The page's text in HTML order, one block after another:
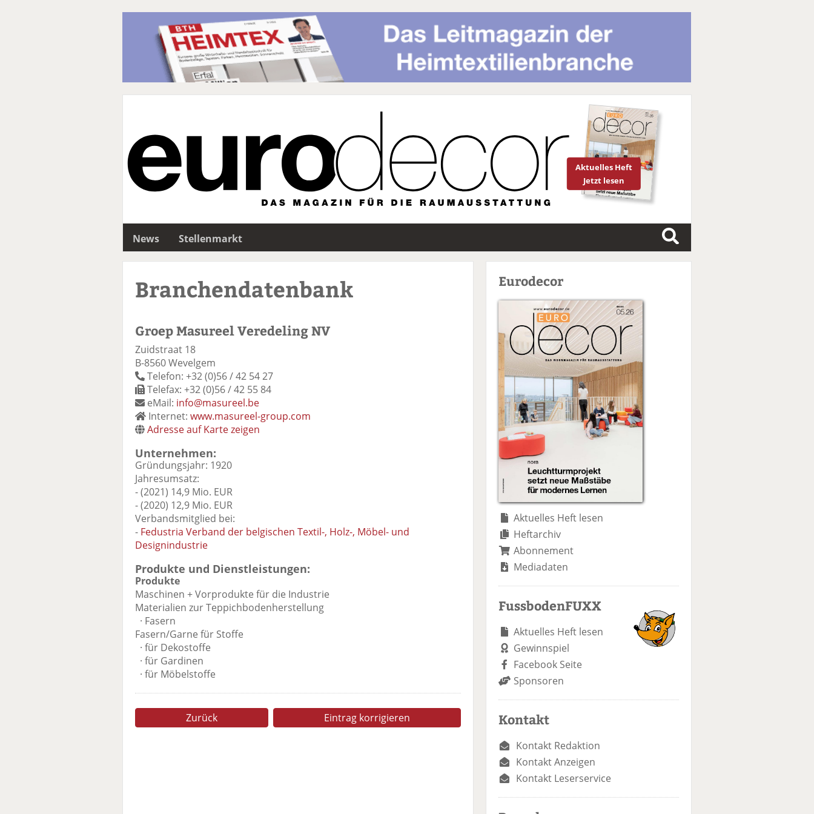
Aktuelles Heft
Jetzt lesen
News
Stellenmarkt
S
u
Branchendatenbank
Groep Masureel Veredeling NV
Zuidstraat 18
B-8560 Wevelgem
Telefon: +32 (0)56 / 42 54 27
Telefax: +32 (0)56 / 42 55 84
eMail: info@masureel.be
Internet: www.masureel-group.com
Adresse auf Karte zeigen
Unternehmen:
Gründungsjahr: 1920
Jahresumsatz:
- (2021) 14,9 Mio. EUR
- (2020) 12,9 Mio. EUR
Verbandsmitglied bei:
- Fedustria Verband der belgischen Textil-, Holz-, Möbel- und
Designindustrie
Produkte und Dienstleistungen:
Produkte
Maschinen + Vorprodukte für die Industrie
Materialien zur Teppichbodenherstellung
· Fasern
Fasern/Garne für Stoffe
· für Dekostoffe
· für Gardinen
· für Möbelstoffe
Zurück Eintrag korrigieren
Eurodecor
Aktuelles Heft lesen
Heftarchiv
Abonnement
Mediadaten
FussbodenFUXX
Aktuelles Heft lesen
Gewinnspiel
Facebook Seite
Sponsoren
Kontakt
Kontakt Redaktion
Kontakt Anzeigen
Kontakt Leserservice